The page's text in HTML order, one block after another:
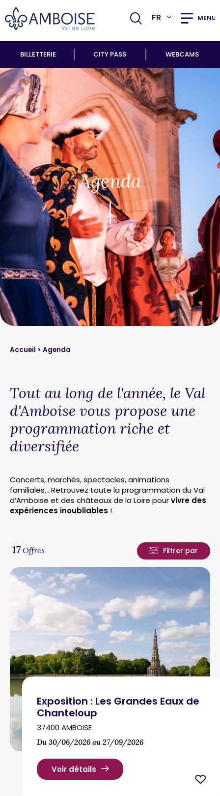
FR MENU
BILLETTERIE CITY PASS WEBCAMS
Agenda
Accueil > Agenda
Tout au long de l'année, le Val
d'Amboise vous propose une
programmation riche et
diversifiée
Concerts, marchés, spectacles, animations
familiales… Retrouvez toute la programmation du Val
d’Amboise et des châteaux de la Loire pourvivre des
expériences inoubliables !
Filtrer par
17Offres
Exposition : Les Grandes Eaux de
Chanteloup ‎
37400 AMBOISE
Du 30/06/2026 au 27/09/2026
Voir détails